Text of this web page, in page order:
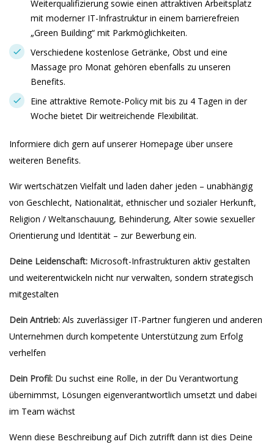
Weiterqualifizierung sowie einen attraktiven Arbeitsplatz
mit moderner IT-Infrastruktur in einem barrierefreien
„Green Building“ mit Parkmöglichkeiten.
Verschiedene kostenlose Getränke, Obst und eine
Massage pro Monat gehören ebenfalls zu unseren
Benefits.
Eine attraktive Remote-Policy mit bis zu 4 Tagen in der
Woche bietet Dir weitreichende Flexibilität.
Informiere dich gern auf unserer Homepage über unsere
weiteren Benefits.
Wir wertschätzen Vielfalt und laden daher jeden – unabhängig
von Geschlecht, Nationalität, ethnischer und sozialer Herkunft,
Religion / Weltanschauung, Behinderung, Alter sowie sexueller
Orientierung und Identität – zur Bewerbung ein.
Deine Leidenschaft: Microsoft-Infrastrukturen aktiv gestalten
und weiterentwickeln nicht nur verwalten, sondern strategisch
mitgestalten
Dein Antrieb: Als zuverlässiger IT-Partner fungieren und anderen
Unternehmen durch kompetente Unterstützung zum Erfolg
verhelfen
Dein Profil: Du suchst eine Rolle, in der Du Verantwortung
übernimmst, Lösungen eigenverantwortlich umsetzt und dabei
im Team wächst
Wenn diese Beschreibung auf Dich zutrifft dann ist dies Deine